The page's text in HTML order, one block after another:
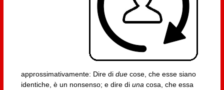
approssimativamente: Dire di duecose, che esse siano
identiche, è un nonsenso; e dire di una cosa, che essa